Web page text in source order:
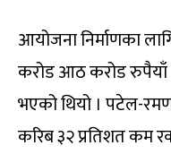
आयोजना निर्माणका
करोड आठ करोड रुपैयाँ
भएको थियो । पटेल-
करिब ३२ प्रतिशत कम